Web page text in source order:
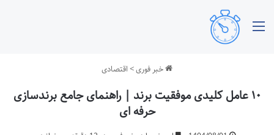
خبر فوری> اقتصادی
۱۰ عامل کلیدی موفقیت برند | راهنمای جامع برندسازی
حرفه ای